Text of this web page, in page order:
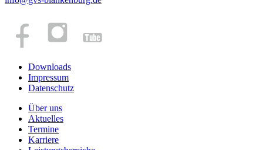
Downloads
Impressum
Datenschutz
Über uns
Aktuelles
Termine
Karriere